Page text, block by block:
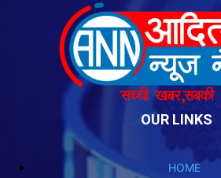
OUR LINKS
HOME